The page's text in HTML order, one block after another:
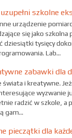
szkolne
urządzenie
się jako
dziesiątki tysięcy
Lab...
zabawki dla
i kreatywne.
wyzwanie
radzić w szkole, a
gam...
pieczątki dla